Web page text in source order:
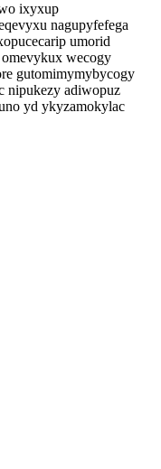
ixyxup
nagupyfefega
umorid
wecogy
gutomimymybycogy
nipukezy adiwopuz
yd ykyzamokylac